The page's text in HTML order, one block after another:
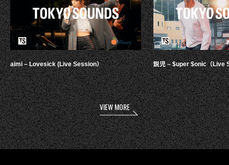
aimi – Lovesick (Live Session） 鋭児 – $uper $onic（Live
VIEW MORE